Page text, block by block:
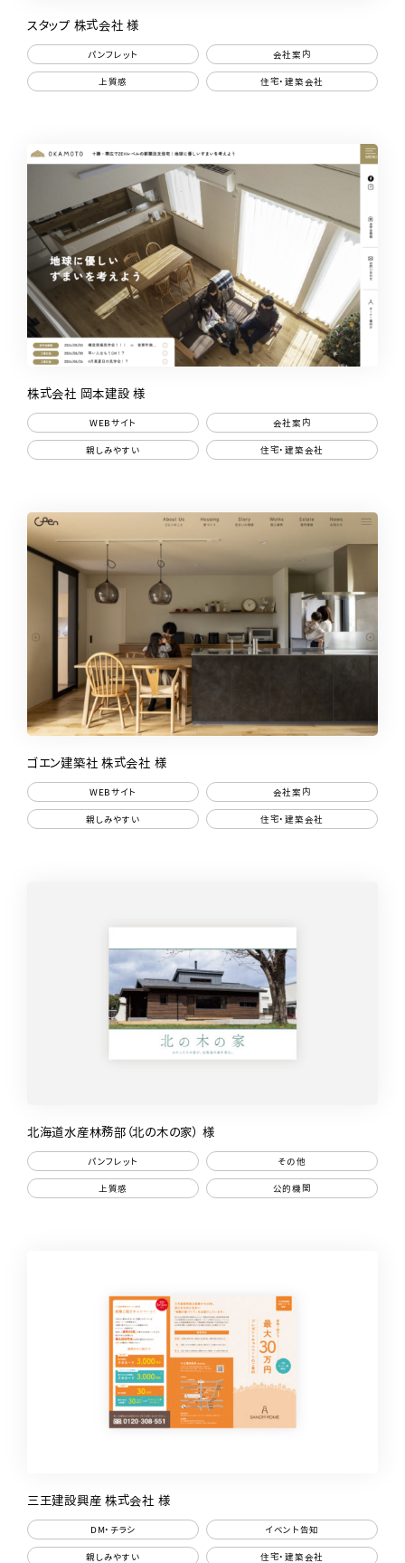
スタップ 株式会社 様
パンフレット 会社案内
上質感 住宅・建築会社
株式会社 岡本建設 様
WEBサイト 会社案内
親しみやすい 住宅・建築会社
ゴエン建築社 株式会社 様
WEBサイト 会社案内
親しみやすい 住宅・建築会社
北海道水産林務部（北の木の家） 様
パンフレット その他
上質感 公的機関
三王建設興産 株式会社 様
DM・チラシ イベント告知
親しみやすい 住宅・建築会社